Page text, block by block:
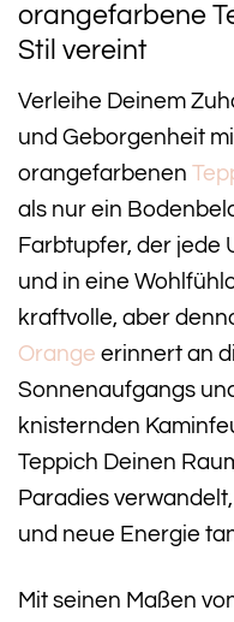
orangefarbene
Stil vereint
Verleihe Deinem
und Geborgenheit
orangefarbenen
als nur ein
Farbtupfer, der jede
und in eine
kraftvolle, aber
Orange erinnert an
Sonnenaufgangs
knisternden
Teppich Deinen
Paradies
und neue Energie
Mit seinen Maßen